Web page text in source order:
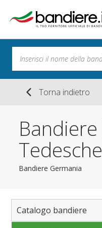
Torna indietro
Tedesche
Bandiere Germania
Catalogo bandiere